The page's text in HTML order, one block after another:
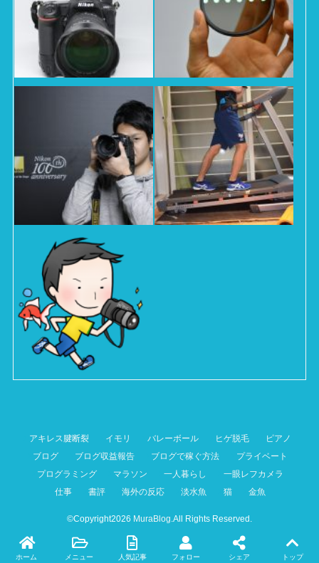
アキレス腱断裂 イモリ バレーボール ヒゲ脱毛 ピアノ
ブログ ブログ収益報告 ブログで稼ぐ方法 プライベート
プログラミング マラソン 一人暮らし 一眼レフカメラ
仕事 書評 海外の反応 淡水魚 猫 金魚
©Copyright2026 MuraBlog .All Rights Reserved.
ホーム メニュー 人気記事 フォロー シェア トップ